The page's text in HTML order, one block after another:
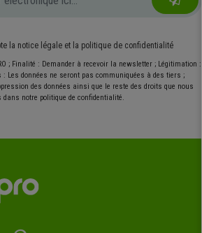
la notice légale et la politique de confidentialité
; Finalité : Demander à recevoir la newsletter ; Légitimation :
: Les données ne seront pas communiquées à des tiers ;
des données ainsi que le reste des droits que nous
dans notre politique de confidentialité.